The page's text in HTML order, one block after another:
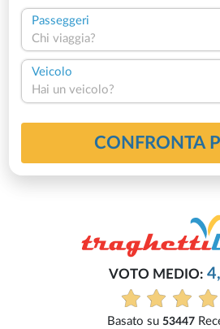
Passeggeri
Chi viaggia?
Veicolo
Hai un veicolo?
CONFRONTA
VOTO MEDIO: 4,82 /5
Basato su53447